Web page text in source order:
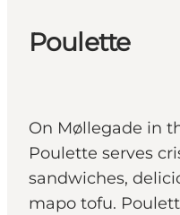
Poulette
On Møllegade in
Poulette serves
sandwiches,
mapo tofu.